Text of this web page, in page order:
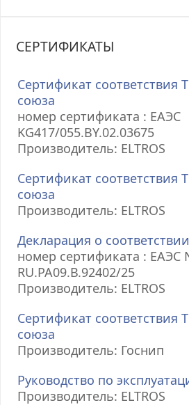
СЕРТИФИКАТЫ
Сертификат соответствия
союза
номер сертификата : ЕАЭС
KG417/055.BY.02.03675
Производитель: ELTROS
Сертификат соответствия
союза
Производитель: ELTROS
Декларация о соответствии
номер сертификата : ЕАЭС
RU.РА09.В.92402/25
Производитель: ELTROS
Сертификат соответствия
союза
Производитель: Госнип
Руководство по
Производитель: ELTROS